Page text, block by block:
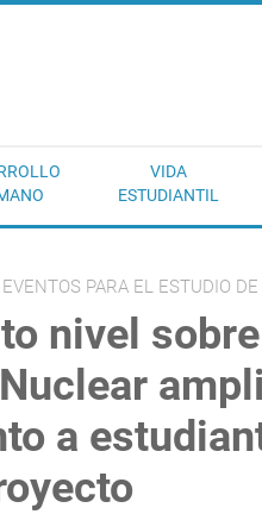
VIDA
ESTUDIANTIL
PARA EL ESTUDIO
nivel
a